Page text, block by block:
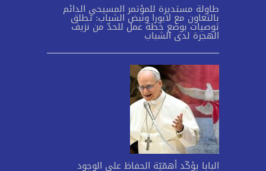
طاولة مستديرة للمؤتمر المسيحي الدائم
بالتعاون مع لابورا ونبض الشباب: تطلق
توصيات بوضع خطة عمل للحدّ من نزيف
الهجرة لدى الشباب
البابا يؤكّد أهمّيّة الحفاظ على الوجود